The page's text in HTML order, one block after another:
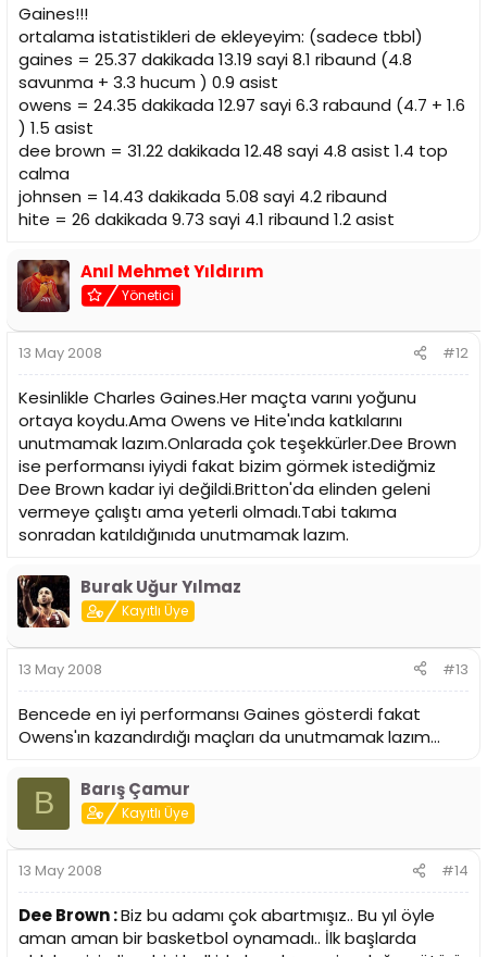
Gaines!!!
ortalama istatistikleri de ekleyeyim: (sadece tbbl)
gaines = 25.37 dakikada 13.19 sayi 8.1 ribaund (4.8
savunma + 3.3 hucum ) 0.9 asist
owens = 24.35 dakikada 12.97 sayi 6.3 rabaund (4.7 + 1.6
) 1.5 asist
dee brown = 31.22 dakikada 12.48 sayi 4.8 asist 1.4 top
calma
johnsen = 14.43 dakikada 5.08 sayi 4.2 ribaund
hite = 26 dakikada 9.73 sayi 4.1 ribaund 1.2 asist
Anıl Mehmet Yıldırım
Yönetici
13 May 2008 #12
Kesinlikle Charles Gaines.Her maçta varını yoğunu
ortaya koydu.Ama Owens ve Hite'ında katkılarını
unutmamak lazım.Onlarada çok teşekkürler.Dee Brown
ise performansı iyiydi fakat bizim görmek istediğmiz
Dee Brown kadar iyi değildi.Britton'da elinden geleni
vermeye çalıştı ama yeterli olmadı.Tabi takıma
sonradan katıldığınıda unutmamak lazım.
Burak Uğur Yılmaz
Kayıtlı Üye
13 May 2008 #13
Bencede en iyi performansı Gaines gösterdi fakat
Owens'ın kazandırdığı maçları da unutmamak lazım...
B Barış Çamur
Kayıtlı Üye
13 May 2008 #14
Dee Brown :Biz bu adamı çok abartmışız.. Bu yıl öyle
aman aman bir basketbol oynamadı.. İlk başlarda